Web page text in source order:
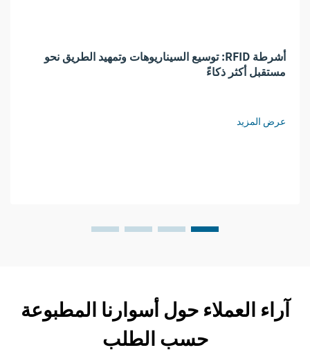
أشرطة RFID: توسيع السيناريوهات وتمهيد الطريق نحو
مستقبل أكثر ذكاءً
عرض المزيد
آراء العملاء حول أسوارنا المطبوعة
حسب الطلب